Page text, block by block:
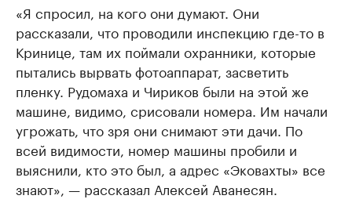
«Я спросил, на кого они думают. Они
рассказали, что проводили инспекцию где-то в
Кринице, там их поймали охранники, которые
пытались вырвать фотоаппарат, засветить
пленку. Рудомаха и Чириков были на этой же
машине, видимо, срисовали номера. Им начали
угрожать, что зря они снимают эти дачи. По
всей видимости, номер машины пробили и
выяснили, кто это был, а адрес «Эковахты» все
знают», — рассказал Алексей Аванесян.